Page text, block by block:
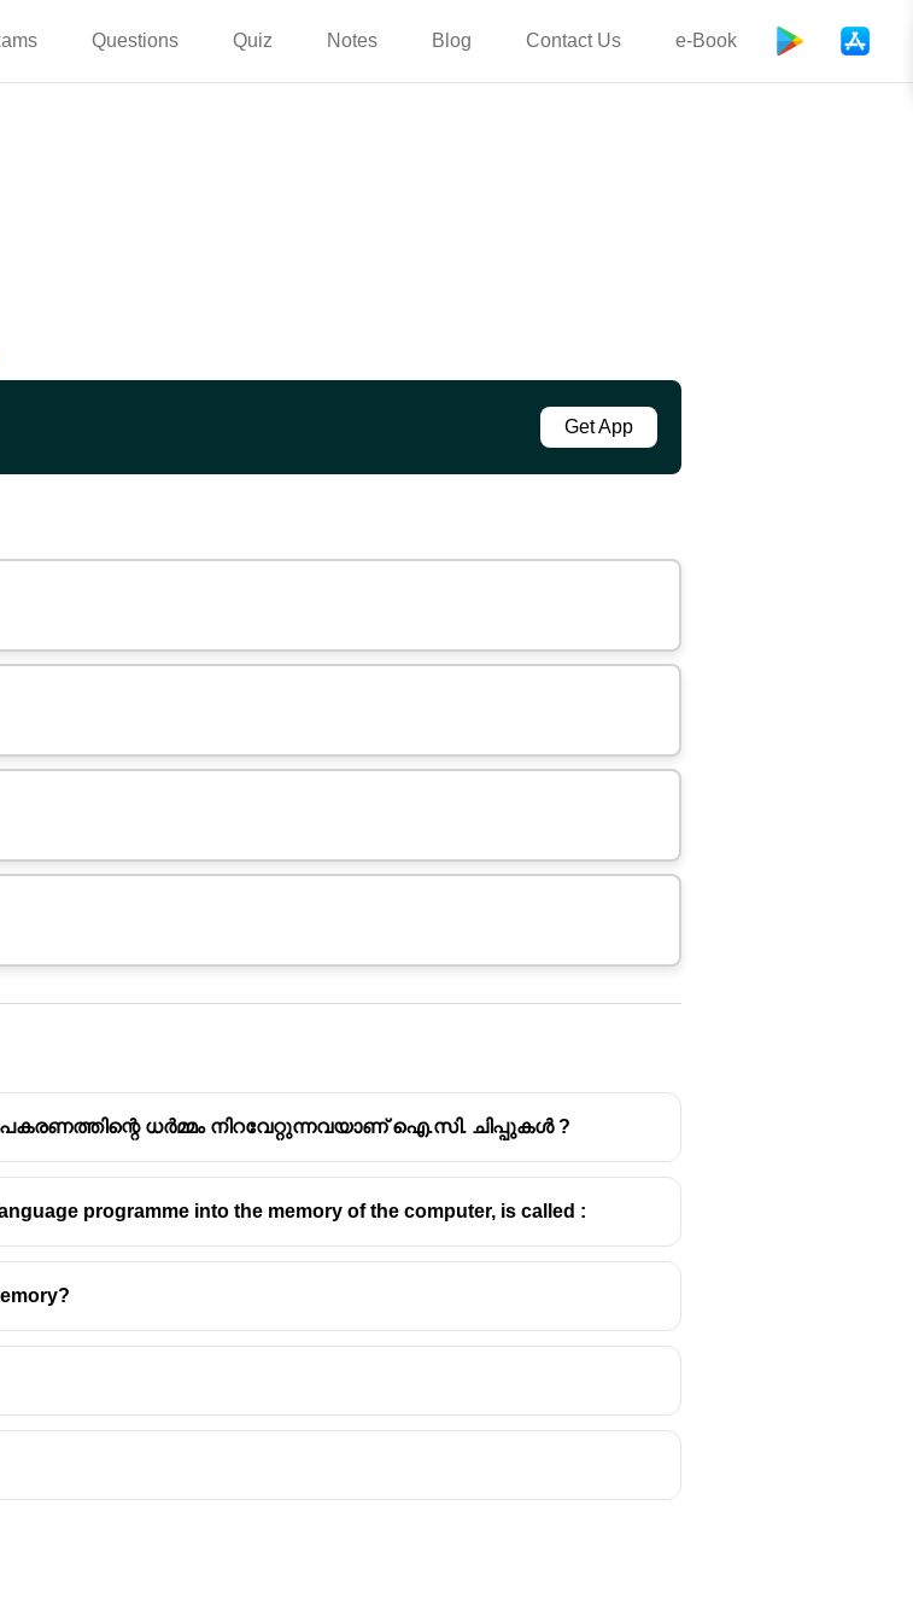
Questions Quiz Notes Blog Contact Us e-Book
Get App
ധർമ്മം നിറവേറ്റുന്നവയാണ് ഐ.സി. ചിപ്പുകൾ ?
programme into the memory of the computer, is called :